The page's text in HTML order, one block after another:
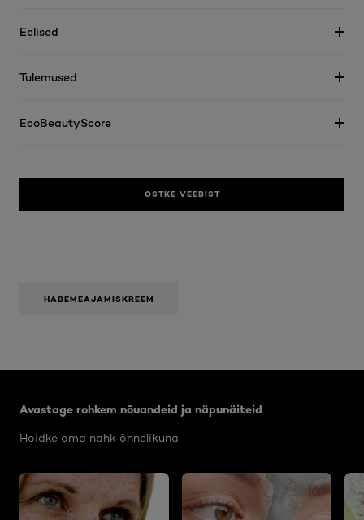
Eelised
Tulemused
EcoBeautyScore
OSTKE VEEBIST
HABEMEAJAMISKREEM
Avastage rohkem nõuandeid ja näpunäiteid
Hoidke oma nahk õnnelikuna